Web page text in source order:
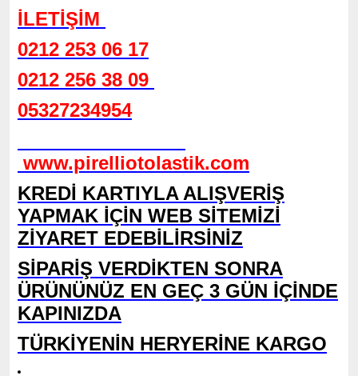
İLETİŞİM
0212 253 06 17
0212 256 38 09
05327234954
www.pirelliotolastik.com
KREDİ KARTIYLA ALIŞVERİŞ
YAPMAK İÇİN WEB SİTEMİZİ
ZİYARET EDEBİLİRSİNİZ
SİPARİŞ VERDİKTEN SONRA
ÜRÜNÜNÜZ EN GEÇ 3 GÜN İÇİNDE
KAPINIZDA
TÜRKİYENİN HERYERİNE KARGO